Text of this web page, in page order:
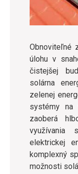
Obnoviteľné
úlohu v
čistejšej
solárna
zelenej
systémy na
zaoberá
využívania
elektrickej
komplexný
možnosti